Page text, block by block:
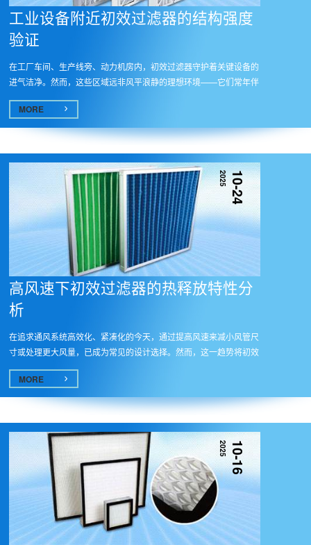
工业设备附近初效过滤器的结构强度
验证
在工厂车间、生产线旁、动力机房内，初效过滤器守护着关键设备的
进气洁净。然而，这些区域远非风平浪静的理想环境——它们常年伴
随着...
MORE
10-24
2025
高风速下初效过滤器的热释放特性分
析
在追求通风系统高效化、紧凑化的今天，通过提高风速来减小风管尺
寸或处理更大风量，已成为常见的设计选择。然而，这一趋势将初效
过滤...
MORE
10-16
2025